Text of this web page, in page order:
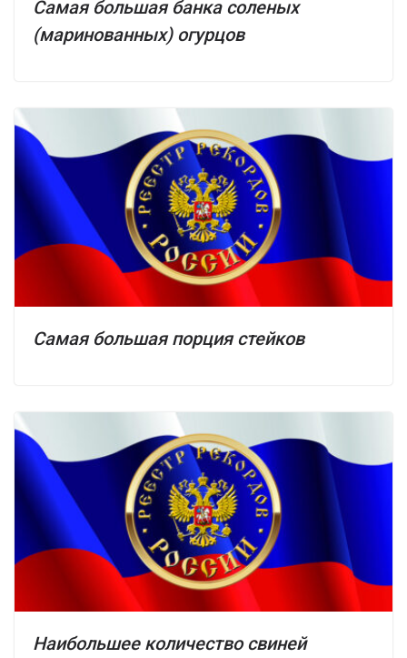
Самая большая банка соленых
(маринованных) огурцов
Самая большая порция стейков
Наибольшее количество свиней